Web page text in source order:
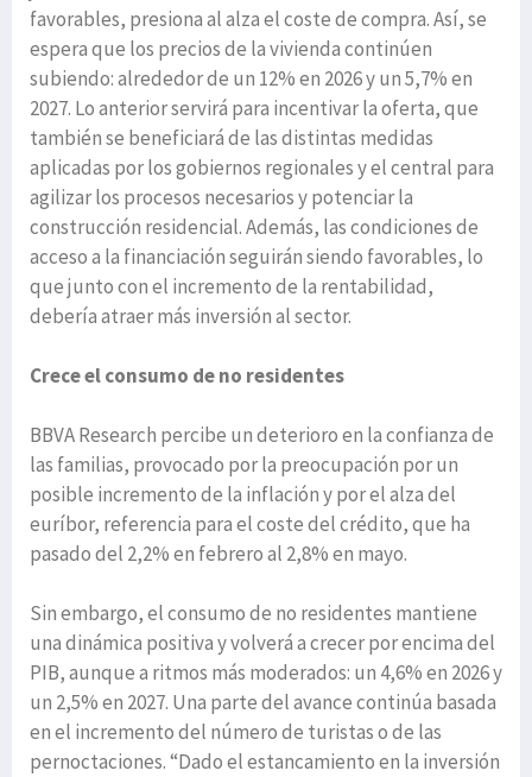
favorables, presiona al alza el coste de compra. Así, se
espera que los precios de la vivienda continúen
subiendo: alrededor de un 12% en 2026 y un 5,7% en
2027. Lo anterior servirá para incentivar la oferta, que
también se beneficiará de las distintas medidas
aplicadas por los gobiernos regionales y el central para
agilizar los procesos necesarios y potenciar la
construcción residencial. Además, las condiciones de
acceso a la financiación seguirán siendo favorables, lo
que junto con el incremento de la rentabilidad,
debería atraer más inversión al sector.
Crece el consumo de no residentes
BBVA Research percibe un deterioro en la confianza de
las familias, provocado por la preocupación por un
posible incremento de la inflación y por el alza del
euríbor, referencia para el coste del crédito, que ha
pasado del 2,2% en febrero al 2,8% en mayo.
Sin embargo, el consumo de no residentes mantiene
una dinámica positiva y volverá a crecer por encima del
PIB, aunque a ritmos más moderados: un 4,6% en 2026 y
un 2,5% en 2027. Una parte del avance continúa basada
en el incremento del número de turistas o de las
pernoctaciones. “Dado el estancamiento en la inversión